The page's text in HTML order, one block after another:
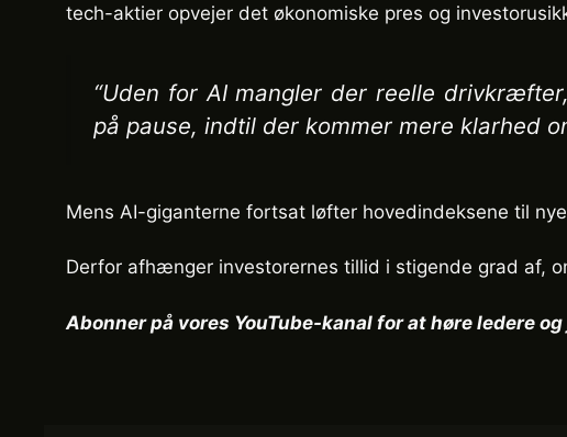
tech-aktier opvejer det økonomiske pres og
“Uden for AI mangler der reelle
på pause, indtil der kommer mere klarhed
Mens AI-giganterne fortsat løfter hovedindeksene til
Derfor afhænger investorernes tillid i stigende grad af,
Abonner på vores YouTube-kanal for at høre ledere